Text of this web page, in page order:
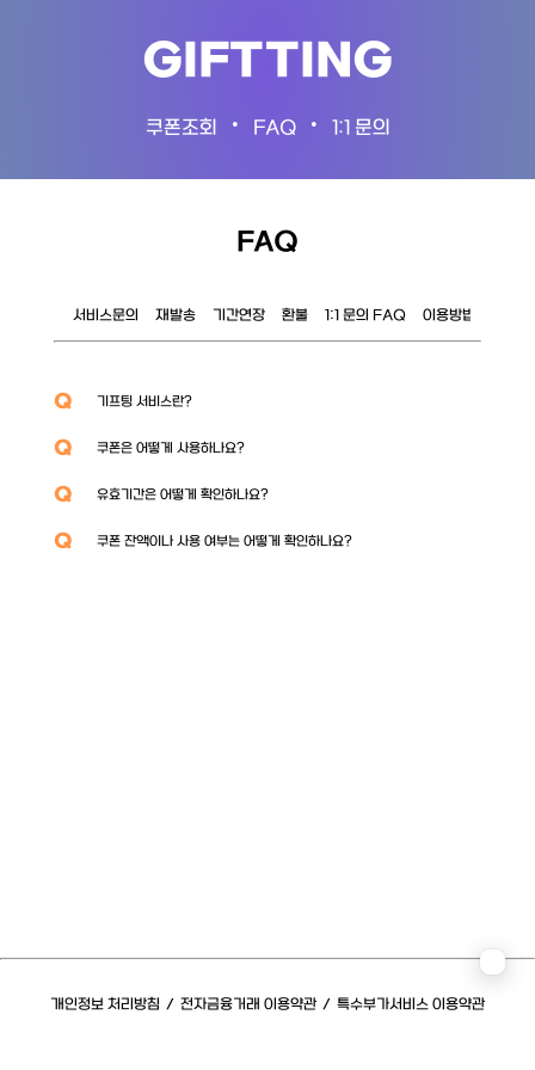
GIFTTING
쿠폰조회 • FAQ • 1:1 문의
FAQ
서비스문의 재발송 기간연장 환불 1:1 문의 FAQ 이용방법
Q 기프팅 서비스란?
Q 쿠폰은 어떻게 사용하나요?
Q 유효기간은 어떻게 확인하나요?
Q 쿠폰 잔액이나 사용 여부는 어떻게 확인하나요?
개인정보 처리방침 / 전자금융거래 이용약관 / 특수부가서비스 이용약관